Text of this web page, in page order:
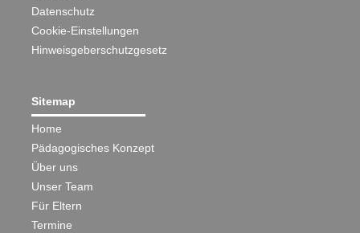
Datenschutz
Cookie-Einstellungen
Hinweisgeberschutzgesetz
Sitemap
Home
Pädagogisches Konzept
Über uns
Unser Team
Für Eltern
Termine